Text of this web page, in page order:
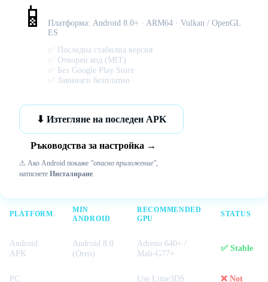
📱
Платформа: Android 8.0+ · ARM64 · Vulkan / OpenGL
ES
✅ Последна стабилна версия
✅ Отворен код (MIT)
✅ Без Google Play Store
✅ Завинаги безплатно
⬇ Изтегляне на последен APK
Ръководства за настройка →
⚠ Ако Android покаже "опасно приложение",
натиснете Инсталиране.
PLATFORM
MIN
ANDROID
RECOMMENDED
GPU
STATUS
Android
APK
Android 8.0
(Oreo)
Adreno 640+ /
Mali-G77+
✅ Stable
PC Use Lime3DS ❌ Not